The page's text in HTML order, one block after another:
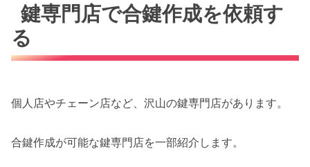
鍵専門店で合鍵作成を依頼す
る
個人店やチェーン店など、沢山の鍵専門店があります。
合鍵作成が可能な鍵専門店を一部紹介します。